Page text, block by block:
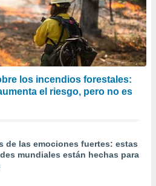
los incendios forestales:
el riesgo, pero no es
de las emociones fuertes: estas
mundiales están hechas para